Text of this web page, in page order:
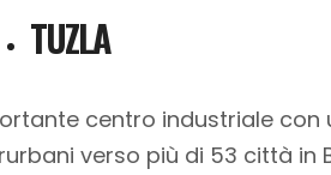
TUZLA
centro industriale con
verso più di 53 città in